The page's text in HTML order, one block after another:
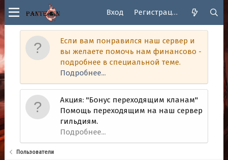
Вход Регистрация
Если вам понравился наш сервер и
вы желаете помочь нам финансово -
подробнее в специальной теме.
Подробнее...
Акция: "Бонус переходящим кланам"
Помощь переходящим на наш сервер
гильдиям.
Подробнее...
Пользователи